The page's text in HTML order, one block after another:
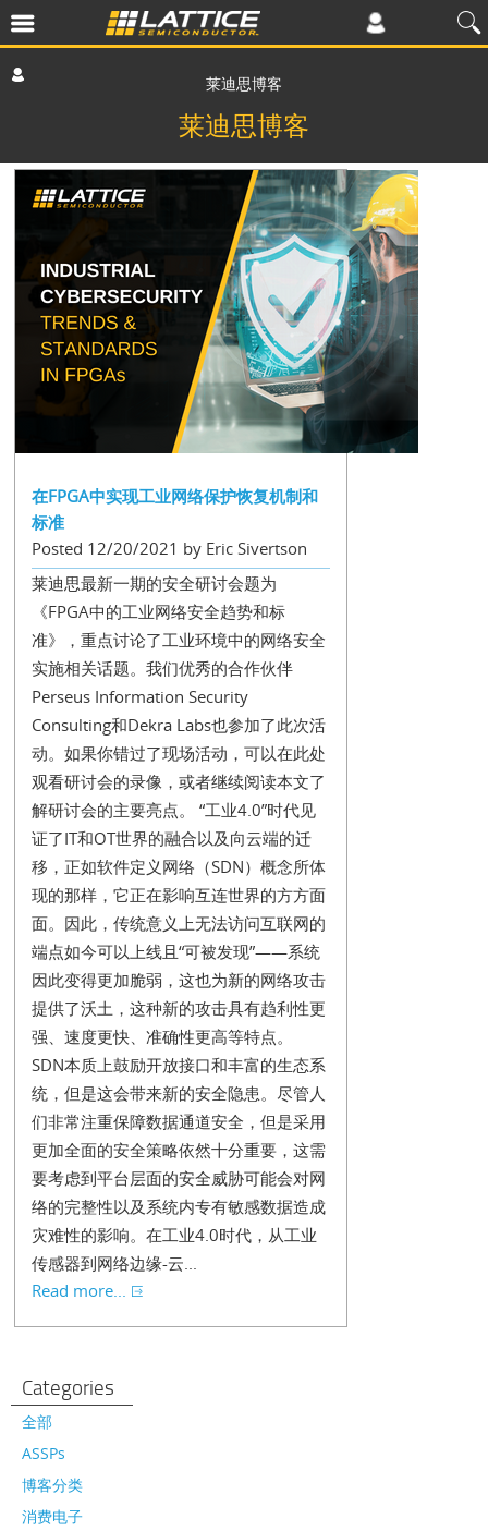
莱迪思博客
莱迪思博客
在FPGA中实现工业网络保护恢复机制和
标准
Posted 12/20/2021 by Eric Sivertson
莱迪思最新一期的安全研讨会题为
《FPGA中的工业网络安全趋势和标
准》，重点讨论了工业环境中的网络安全
实施相关话题。我们优秀的合作伙伴
Perseus Information Security
Consulting和Dekra Labs也参加了此次活
动。如果你错过了现场活动，可以在此处
观看研讨会的录像，或者继续阅读本文了
解研讨会的主要亮点。 “工业4.0”时代见
证了IT和OT世界的融合以及向云端的迁
移，正如软件定义网络（SDN）概念所体
现的那样，它正在影响互连世界的方方面
面。因此，传统意义上无法访问互联网的
端点如今可以上线且“可被发现”——系统
因此变得更加脆弱，这也为新的网络攻击
提供了沃土，这种新的攻击具有趋利性更
强、速度更快、准确性更高等特点。
SDN本质上鼓励开放接口和丰富的生态系
统，但是这会带来新的安全隐患。尽管人
们非常注重保障数据通道安全，但是采用
更加全面的安全策略依然十分重要，这需
要考虑到平台层面的安全威胁可能会对网
络的完整性以及系统内专有敏感数据造成
灾难性的影响。在工业4.0时代，从工业
传感器到网络边缘-云...
Read more...
Categories
全部
ASSPs
博客分类
消费电子